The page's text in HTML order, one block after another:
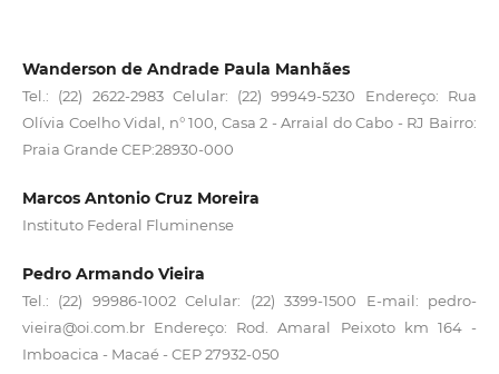
Wanderson de Andrade Paula Manhães
Tel.: (22) 2622-2983 Celular: (22) 99949-5230 Endereço: Rua
Olívia Coelho Vidal, n° 100, Casa 2 - Arraial do Cabo - RJ Bairro:
Praia Grande CEP:28930-000
Marcos Antonio Cruz Moreira
Instituto Federal Fluminense
Pedro Armando Vieira
Tel.: (22) 99986-1002 Celular: (22) 3399-1500 E-mail: pedro-
vieira@oi.com.br Endereço: Rod. Amaral Peixoto km 164 -
Imboacica - Macaé - CEP 27932-050